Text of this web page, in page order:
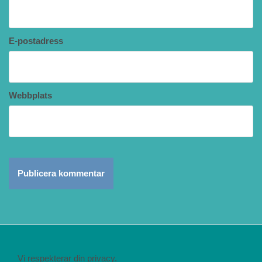
E-postadress
Webbplats
Vi respekterar din privacy.